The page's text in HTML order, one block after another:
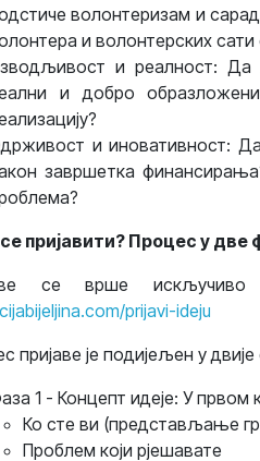
волонтеризам и
и волонтерских сати
и реалност: Да
и добро
и иновативност:
завршетка
пријавити? Процес у две
се врше
prijavi-ideju
пријаве је подијељен у
1 - Концепт идеје: У првом
Ко сте ви (представљање
Проблем који рјешавате